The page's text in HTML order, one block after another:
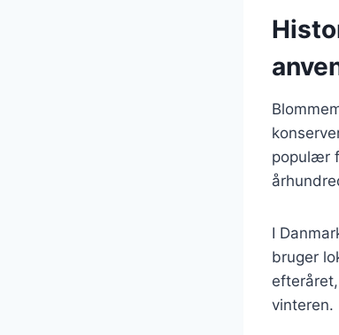
populær
I
bruger
vinteren.